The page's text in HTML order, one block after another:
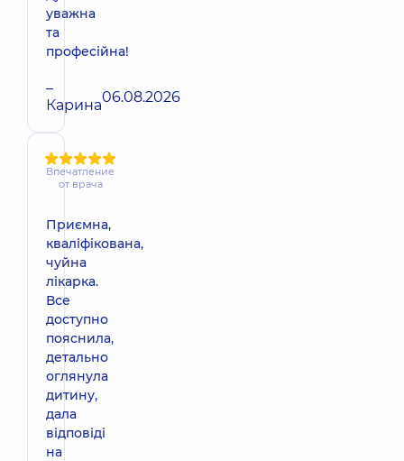
уважна
та
професійна!
–
Карина06.08.2026
Впечатление
от врача
Приємна,
кваліфікована,
чуйна
лікарка.
Все
доступно
пояснила,
детально
оглянула
дитину,
дала
відповіді
на